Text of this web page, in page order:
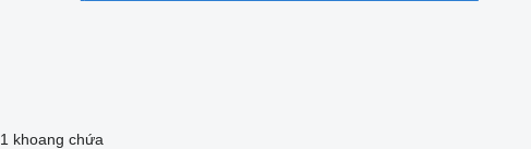
1 khoang chứa